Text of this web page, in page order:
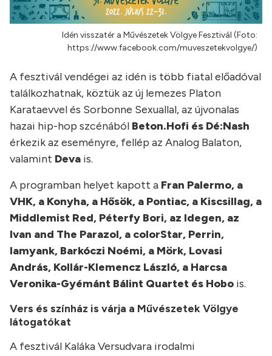
Idén visszatér a Művészetek Völgye Fesztivál (Foto:
https://www.facebook.com/muveszetekvolgye/)
A fesztivál vendégei az idén is több fiatal előadóval
találkozhatnak, köztük az új lemezes Platon
Karataevvel és Sorbonne Sexuallal, az újvonalas
hazai hip-hop szcénából Beton.Hofi és Dé:Nash
érkezik az eseményre, fellép az Analog Balaton,
valamint Deva is.
A programban helyet kapott a Fran Palermo, a
VHK, a Konyha, a Hősök, a Pontiac, a Kiscsillag, a
Middlemist Red, Péterfy Bori, az Idegen, az
Ivan and The Parazol, a colorStar, Perrin,
Iamyank, Barkóczi Noémi, a Mörk, Lovasi
András, Kollár-Klemencz László, a Harcsa
Veronika-Gyémánt Bálint Quartet és Hobo is.
Vers és színház is várja a Művészetek Völgye
látogatókat
A fesztivál Kaláka Versudvara irodalmi